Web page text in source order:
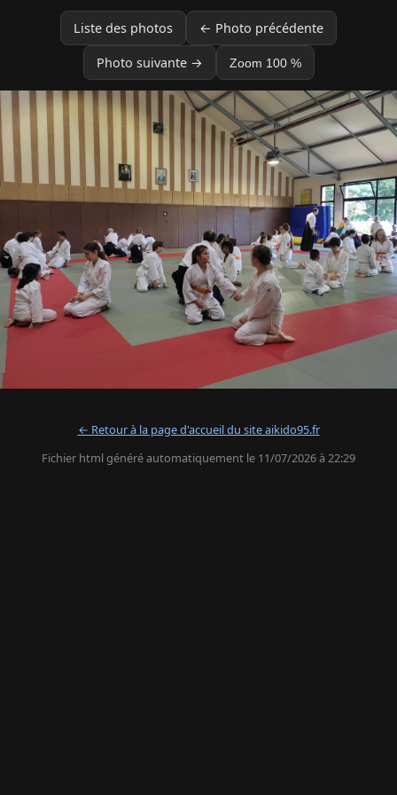
Liste des photos ← Photo précédente
Photo suivante → Zoom 100 %
← Retour à la page d'accueil du site aikido95.fr
Fichier html généré automatiquement le 11/07/2026 à 22:29